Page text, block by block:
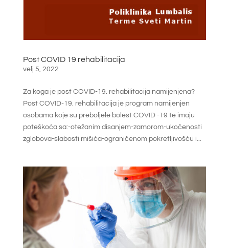
Post COVID 19 rehabilitacija
velj 5, 2022
Za koga je post COVID-19. rehabilitacija namijenjena?
Post COVID-19. rehabilitacija je program namijenjen
osobama koje su preboljele bolest COVID -19 te imaju
poteškoća sa:-otežanim disanjem-zamorom-ukočenosti
zglobova-slabosti mišića-ograničenom pokretljivošću i...